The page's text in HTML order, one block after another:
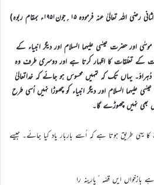
تعالیٰ عنہ فرمودہ ۱۵؍جون۱۹۵۱ء بمقام ربوہ)
اور حضرت عیسٰی علیہما السلام اور دیگر انبیاء کے
کے تعلّقات کا اظہار کرتا ہے اور دوسری طرف وہ
یہاں تک کہ تمہیں محسوس ہو جائے کہ خداتعالیٰ
السلام اور دیگر انبیاء کو چھوڑا نہیں اُسی طرح
بھی نہیں چھوڑے گا۔
کا یہی طریق ہوتا ہے کہ اُسے باربار یاد کیا جائے۔ جیسے
بازخواں ایں قصّہ ٔپارینہ را